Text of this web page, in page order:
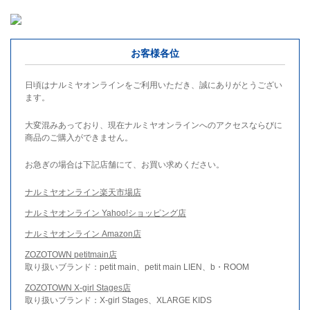
お客様各位
日頃はナルミヤオンラインをご利用いただき、誠にありがとうござい
ます。
大変混みあっており、現在ナルミヤオンラインへのアクセスならびに
商品のご購入ができません。
お急ぎの場合は下記店舗にて、お買い求めください。
ナルミヤオンライン楽天市場店
ナルミヤオンライン Yahoo!ショッピング店
ナルミヤオンライン Amazon店
ZOZOTOWN petitmain店
取り扱いブランド：petit main、petit main LIEN、b・ROOM
ZOZOTOWN X-girl Stages店
取り扱いブランド：X-girl Stages、XLARGE KIDS